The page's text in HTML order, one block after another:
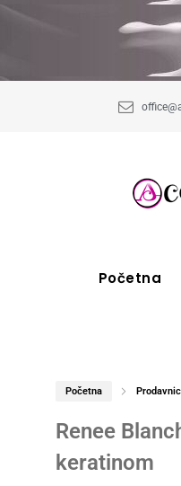
Početna
Početna
Renee
keratinom